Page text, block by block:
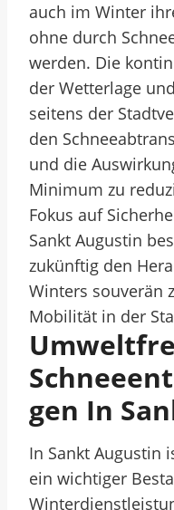
auch im Winter
ohne durch
werden. Die
der Wetterlage
seitens der
den
und die
Minimum zu
Fokus auf
Sankt Augustin
zukünftig den
Winters souverän
Mobilität in der
Gen In
In Sankt Augustin
ein wichtiger